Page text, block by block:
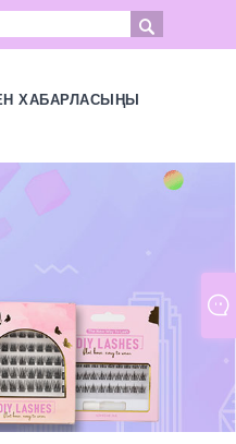

ХАБАРЛАСЫҢЫ